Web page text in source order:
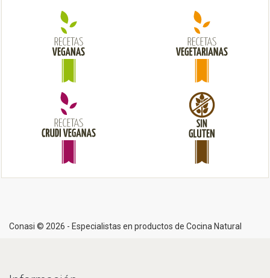
Conasi © 2026 - Especialistas en productos de Cocina Natural